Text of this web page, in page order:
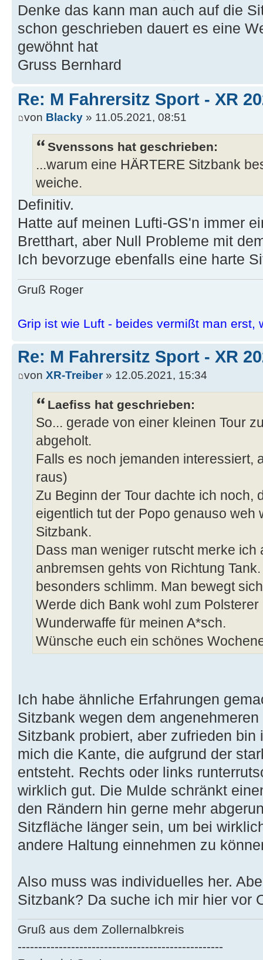
Denke das kann man auch auf die
schon geschrieben dauert es eine
gewöhnt hat
Gruss Bernhard
Re: M Fahrersitz Sport - XR
von Blacky » 11.05.2021, 08:51
Svenssons hat geschrieben:
...warum eine HÄRTERE Sitzbank
weiche.
Definitiv.
Hatte auf meinen Lufti-GS'n immer
Bretthart, aber Null Probleme mit
Ich bevorzuge ebenfalls eine harte
Gruß Roger
Grip ist wie Luft - beides vermißt man erst,
Re: M Fahrersitz Sport - XR
von XR-Treiber» 12.05.2021, 15:34
Laefiss hat geschrieben:
So... gerade von einer kleinen Tour
abgeholt.
Falls es noch jemanden interessiert,
raus)
Zu Beginn der Tour dachte ich noch,
eigentlich tut der Popo genauso weh
Sitzbank.
Dass man weniger rutscht merke
anbremsen gehts von Richtung
besonders schlimm. Man bewegt
Werde dich Bank wohl zum
Wunderwaffe für meinen A*sch.
Wünsche euch ein schönes
Ich habe ähnliche Erfahrungen
Sitzbank wegen dem
Sitzbank probiert, aber zufrieden
mich die Kante, die aufgrund der
entsteht. Rechts oder links
wirklich gut. Die Mulde schränkt
den Rändern hin gerne mehr
Sitzfläche länger sein, um bei
andere Haltung einnehmen zu
Also muss was individuelles her.
Sitzbank? Da suche ich mir hier vor
Gruß aus dem Zollernalbkreis
------‐-------------------------------------------